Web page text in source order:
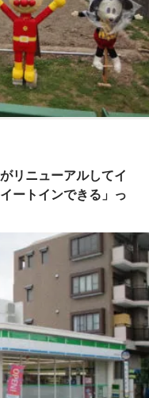
リニューアルしてイ
ートインできる」っ